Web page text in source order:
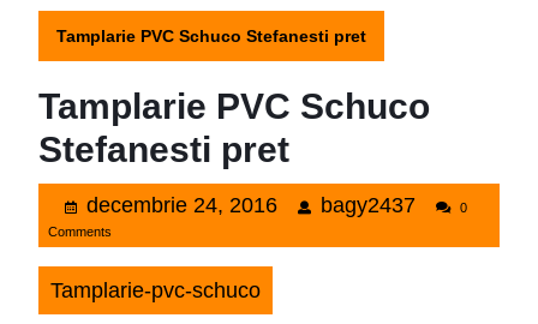
Tamplarie PVC Schuco Stefanesti pret
Tamplarie PVC Schuco
Stefanesti pret
decembrie 24, 2016decembrie
bagy2437bagy2437
0
Comments
Tamplarie-pvc-schuco